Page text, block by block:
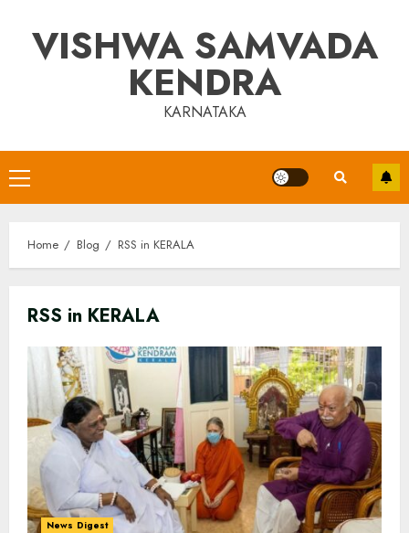
contentVISHWA SAMVADA
KENDRA
KARNATAKA
Primary
Menu
Home Blog RSS in KERALA
RSS in KERALA
News Digest